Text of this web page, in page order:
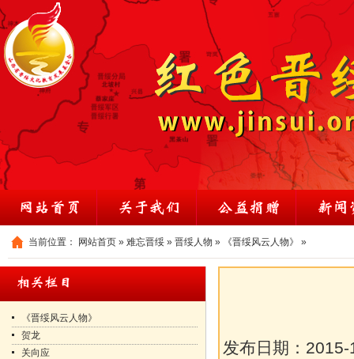
当前位置： 网站首页 » 难忘晋绥 » 晋绥人物 » 《晋绥风云人物》 »
《晋绥风云人物》
贺龙
关向应
发布日期： 2015-